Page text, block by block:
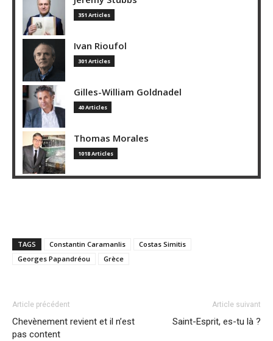
351 Articles
Ivan Rioufol
301 Articles
Gilles-William Goldnadel
40 Articles
Thomas Morales
1018 Articles
TAGS Constantin Caramanlis
Costas Simitis
Georges Papandréou
Grèce
Article précédent
Chevènement revient et il n’est
pas content
Article suivant
Saint-Esprit, es-tu là ?